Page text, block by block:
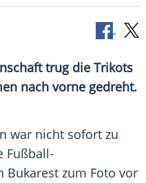
trug die Trikots
nach vorne gedreht.
war nicht sofort zu
Fußball-
Bukarest zum Foto vor